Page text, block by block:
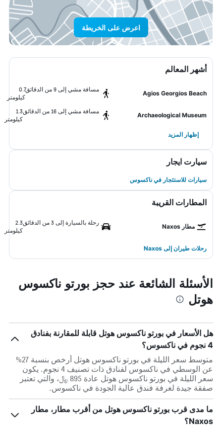
اعرض على الخريطة
أشهر المعالم
Agios Georgios Beach
مسافة مشي إلى 9 من الدقائق
0.7
كيلومتر
Archaeological Museum
مسافة مشي إلى 16 من الدقائق
1.3
كيلومتر
إظهار المزيد
سيارت ايجار
سيارات للاستئجار في ناكسوس
المطارات القريبة
مطار Naxos
رحلة بالسيارة إلى 3 من الدقائق
2.3
كيلومتر
رحلات طيران إلى Naxos
الأسئلة الشائعة عند حجز بورتو ناكسوس
هوتل
هل الأسعار في بورتو ناكسوس هوتل قابلة للمقارنة بفنادق
4 نجوم في ناكسوس؟
متوسط سعر الليلة في بورتو ناكسوس هوتل أرخص بنسبة 27%
عن الوسطي في ناكسوس لفنادق ذات تصنيف 4 نجوم. يكون
سعر الليلة في بورتو ناكسوس هوتل عادة 895 ﷼، والتي تعتبر
صفقة جيدة لغرفة فندق عالية الجودة في ناكسوس.
ما مدى قرب بورتو ناكسوس هوتل من أقرب مطار، مطار
Naxos؟